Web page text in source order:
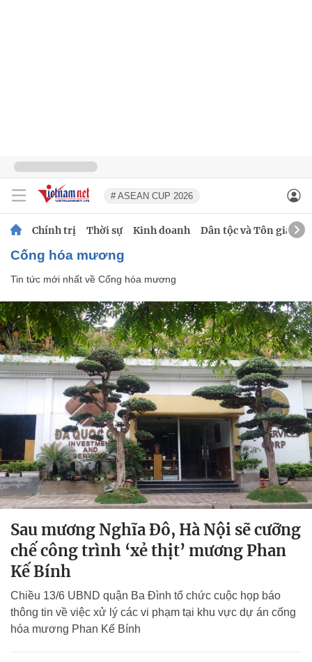
# ASEAN CUP 2026
Chính trị Thời sự Kinh doanh Dân tộc và Tôn giáo
Cống hóa mương
Tin tức mới nhất về Cống hóa mương
Sau mương Nghĩa Đô, Hà Nội sẽ cưỡng
chế công trình ‘xẻ thịt’ mương Phan
Kế Bính
Chiều 13/6 UBND quận Ba Đình tổ chức cuộc họp báo
thông tin về việc xử lý các vi phạm tại khu vực dự án cống
hóa mương Phan Kế Bính